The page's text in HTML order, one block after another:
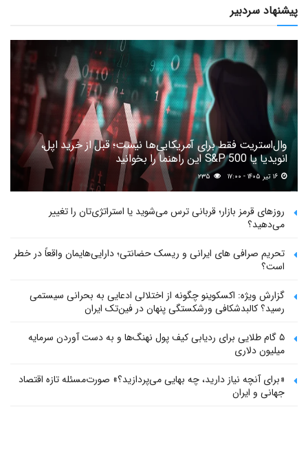
پیشنهاد سردبیر
وال‌استریت فقط برای آمریکایی‌ها نیست؛ قبل از خرید اپل،
انویدیا یا S&P 500 این راهنما را بخوانید
۲۳۵
روزهای قرمز بازار؛ قربانی ترس می‌شوید یا استراتژی‌تان را تغییر
می‌دهید؟
تحریم صرافی های ایرانی و ریسک حضانتی؛ دارایی‌هایمان واقعاً در خطر
است؟
گزارش ویژه: اکسکوینو چگونه از اختلالی ادعایی به بحرانی سیستمی
رسید؟ کالبدشکافی ورشکستگی پنهان در فین‌تک ایران
۵ گام طلایی برای ردیابی کیف پول‌ نهنگ‌ها و به دست آوردن سرمایه
میلیون دلاری
«برای آنچه نیاز دارید، چه بهایی می‌پردازید؟» صورت‌مسئله تازه اقتصاد
جهانی و ایران